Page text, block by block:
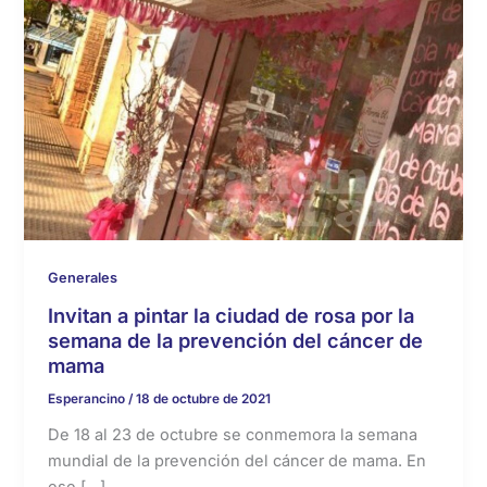
Generales
Invitan a pintar la ciudad de rosa por la
semana de la prevención del cáncer de
mama
Esperancino /18 de octubre de 2021
De 18 al 23 de octubre se conmemora la semana
mundial de la prevención del cáncer de mama. En